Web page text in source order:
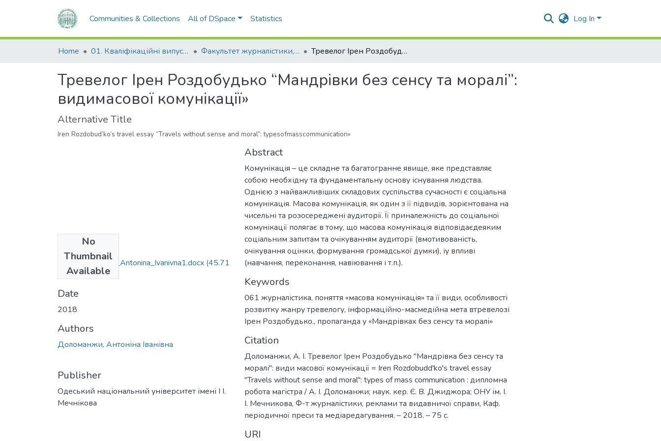
Communities & Collections All of DSpace Statistics Log In
Home 01. Кваліфікаційні випускні роботи здобувачів вищої освіти Факультет журналістики, реклами та видавничої справи Тревелог Ірен Роздобудько “Мандрівки без сенсу та моралі”: видимасової комунікації»
Тревелог Ірен Роздобудько “Мандрівки без сенсу та моралі”:
видимасової комунікації»
Alternative Title
Iren Rozdobud’ko’s travel essay “Travels without sense and moral”: typesofmasscommunication»
No
Thumbnail
Available
061_Dolomanzhi_Antonina_Ivanivna1.docx (45.71
KB)
Date
2018
Authors
Доломанжи, Антоніна Іванівна
Publisher
Одеський національний університет імені І І.
Мечнікова
Abstract
Комунікація – це складне та багатогранне явище, яке представляє
собою необхідну та фундаментальну основу існування людства.
Однією з найважливіших складових суспільства сучасності є соціальна
комунікація. Масова комунікація, як один з її підвидів, зорієнтована на
чисельні та розосереджені аудиторії. Її приналежність до соціальної
комунікації полягає в тому, що масова комунікація відповідаєдеяким
соціальним запитам та очікуванням аудиторії (вмотивованість,
очікування оцінки, формування громадської думки), іу впливі
(навчання, переконання, навіювання і т.п.).
Keywords
061 журналістика, поняття «масова комунікація» та її види, особливості
розвитку жанру тревелогу, інформаційно-масмедійна мета втревелозі
Ірен Роздобудько., пропаганда у «Мандрівках без сенсу та моралі»
Citation
Доломанжи, А. І. Тревелог Ірен Роздобудько "Мандрівка без сенсу та
моралі": види масової комунікації = Iren Rozdobudd'ko's travel essay
"Travels without sense and moral": types of mass communication : дипломна
робота магістра / А. І. Доломанжи; наук. кер. Є. В. Джиджора; ОНУ ім. І.
І. Мечникова, Ф-т журналістики, реклами та видавничої справи, Каф.
періодичної преси та медіаредагування. – 2018. – 75 с.
URI